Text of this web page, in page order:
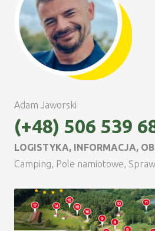
Adam Jaworski
(+48) 506 539
LOGISTYKA, INFORMACJA,
Camping, Pole namiotowe,